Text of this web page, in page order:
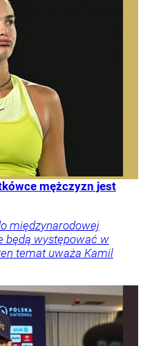
mężczyzn jest
międzynarodowej
będą występować w
temat uważa Kamil